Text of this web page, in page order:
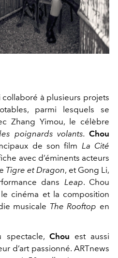
collaboré à plusieurs projets
parmi lesquels se
Zhang Yimou, le célèbre
poignards volants.Chou
de son film La Cité
avec d’éminents acteurs
Tigre et Dragon, et Gong Li,
dans Leap. Chou
cinéma et la composition
musicale The Rooftop en
Chou est aussi
d’art passionné. ARTnews